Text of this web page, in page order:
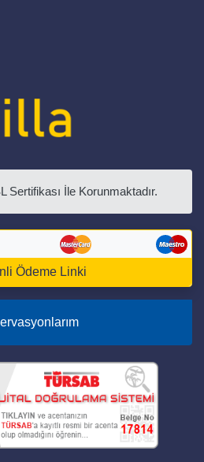
Sertifikası İle Korunmaktadır.
Ödeme Linki